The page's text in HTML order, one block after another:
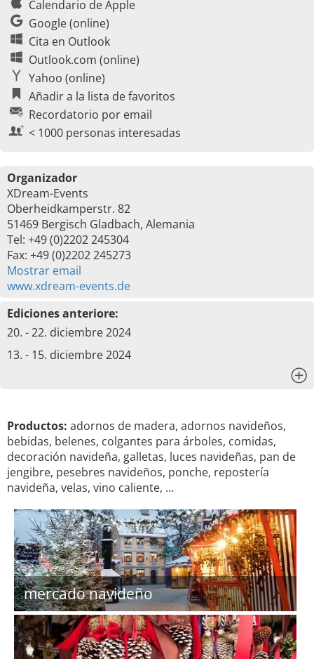
Calendario de Apple
Google (online)
Cita en Outlook
Outlook.com (online)
Yahoo (online)
Añadir a la lista de favoritos
Recordatorio por email
< 1000 personas interesadas
Organizador
XDream-Events
Oberheidkamperstr. 82
51469 Bergisch Gladbach, Alemania
Tel: +49 (0)2202 245304
Fax: +49 (0)2202 245273
Mostrar email
www.xdream-events.de
Ediciones anteriore:
20. - 22. diciembre 2024
13. - 15. diciembre 2024
Productos: adornos de madera, adornos navideños,
bebidas, belenes, colgantes para árboles, comidas,
decoración navideña, galletas, luces navideñas, pan de
jengibre, pesebres navideños, ponche, repostería
navideña, velas, vino caliente, …
mercado navideño